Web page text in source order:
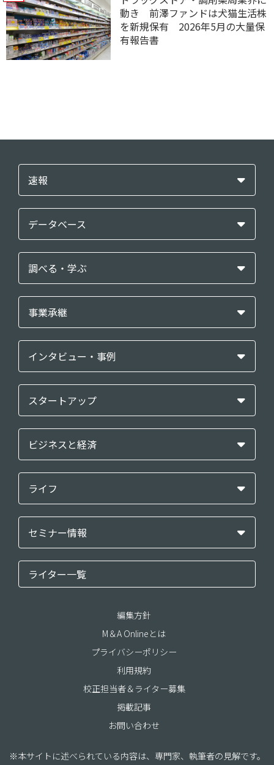
動き 前澤ファンドは犬猫生活株
を新規保有 2026年5月の大量保
有報告書
速報
データベース
調べる・学ぶ
事業承継
インタビュー・事例
スタートアップ
ビジネスと経済
ライフ
セミナー情報
ライター一覧
編集方針
M＆A Onlineとは
プライバシーポリシー
利用規約
校正担当者＆ライター募集
掲載記事
お問い合わせ
※本サイトに述べられている内容は、専門家、執筆者の見解です。